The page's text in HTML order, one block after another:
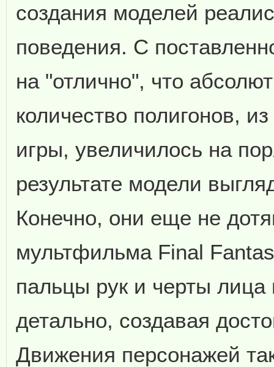
создания моделей
поведения. С
на "отлично", что
количество полигонов,
игры, увеличилось на
результате модели
Конечно, они еще не
мультфильма Final
пальцы рук и черты
детально, создавая
Движения персонажей